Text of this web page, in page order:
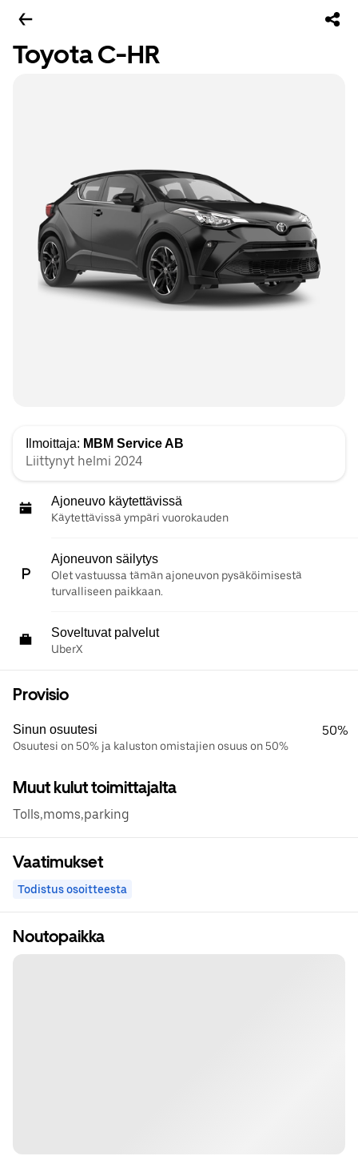
Toyota C-HR
Ilmoittaja: MBM Service AB
Liittynyt helmi 2024
Ajoneuvo käytettävissä
Käytettävissä ympäri vuorokauden
Ajoneuvon säilytys
Olet vastuussa tämän ajoneuvon pysäköimisestä
turvalliseen paikkaan.
Soveltuvat palvelut
UberX
Provisio
Sinun osuutesi
Osuutesi on 50% ja kaluston omistajien osuus on 50%
50%
Muut kulut toimittajalta
Tolls,moms,parking
Vaatimukset
Todistus osoitteesta
Noutopaikka